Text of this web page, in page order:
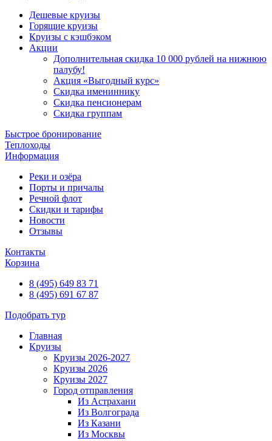
Дешевые круизы
Горящие круизы
Круизы с кэшбэком
Акции
Дополнительная скидка 10 000 рублей на нижнюю
палубу!
Акция «Выгодный курс»
Скидка имениннику
Скидка пенсионерам
Скидка группам
Быстрое бронирование
Теплоходы
Информация
Реки и озёра
Порты и причалы
Речной флот
Скидки и тарифы
Новости
Отзывы
Контакты
Корзина
8 (495) 649 83 71
8 (495) 691 67 87
Подобрать тур
Главная
Круизы
Круизы 2026-2027
Круизы 2026
Круизы 2027
Город отправления
Из Астрахани
Из Волгограда
Из Казани
Из Москвы